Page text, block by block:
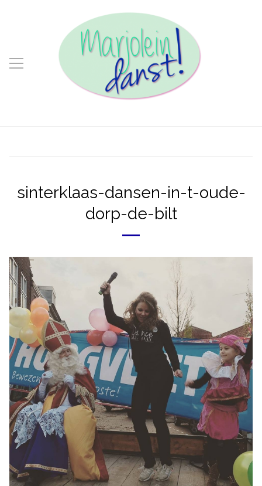
sinterklaas-dansen-in-t-oude-
dorp-de-bilt